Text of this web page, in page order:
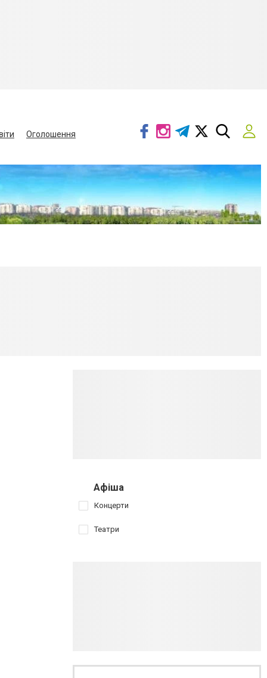
Оголошення
Афіша
Концерти
Театри